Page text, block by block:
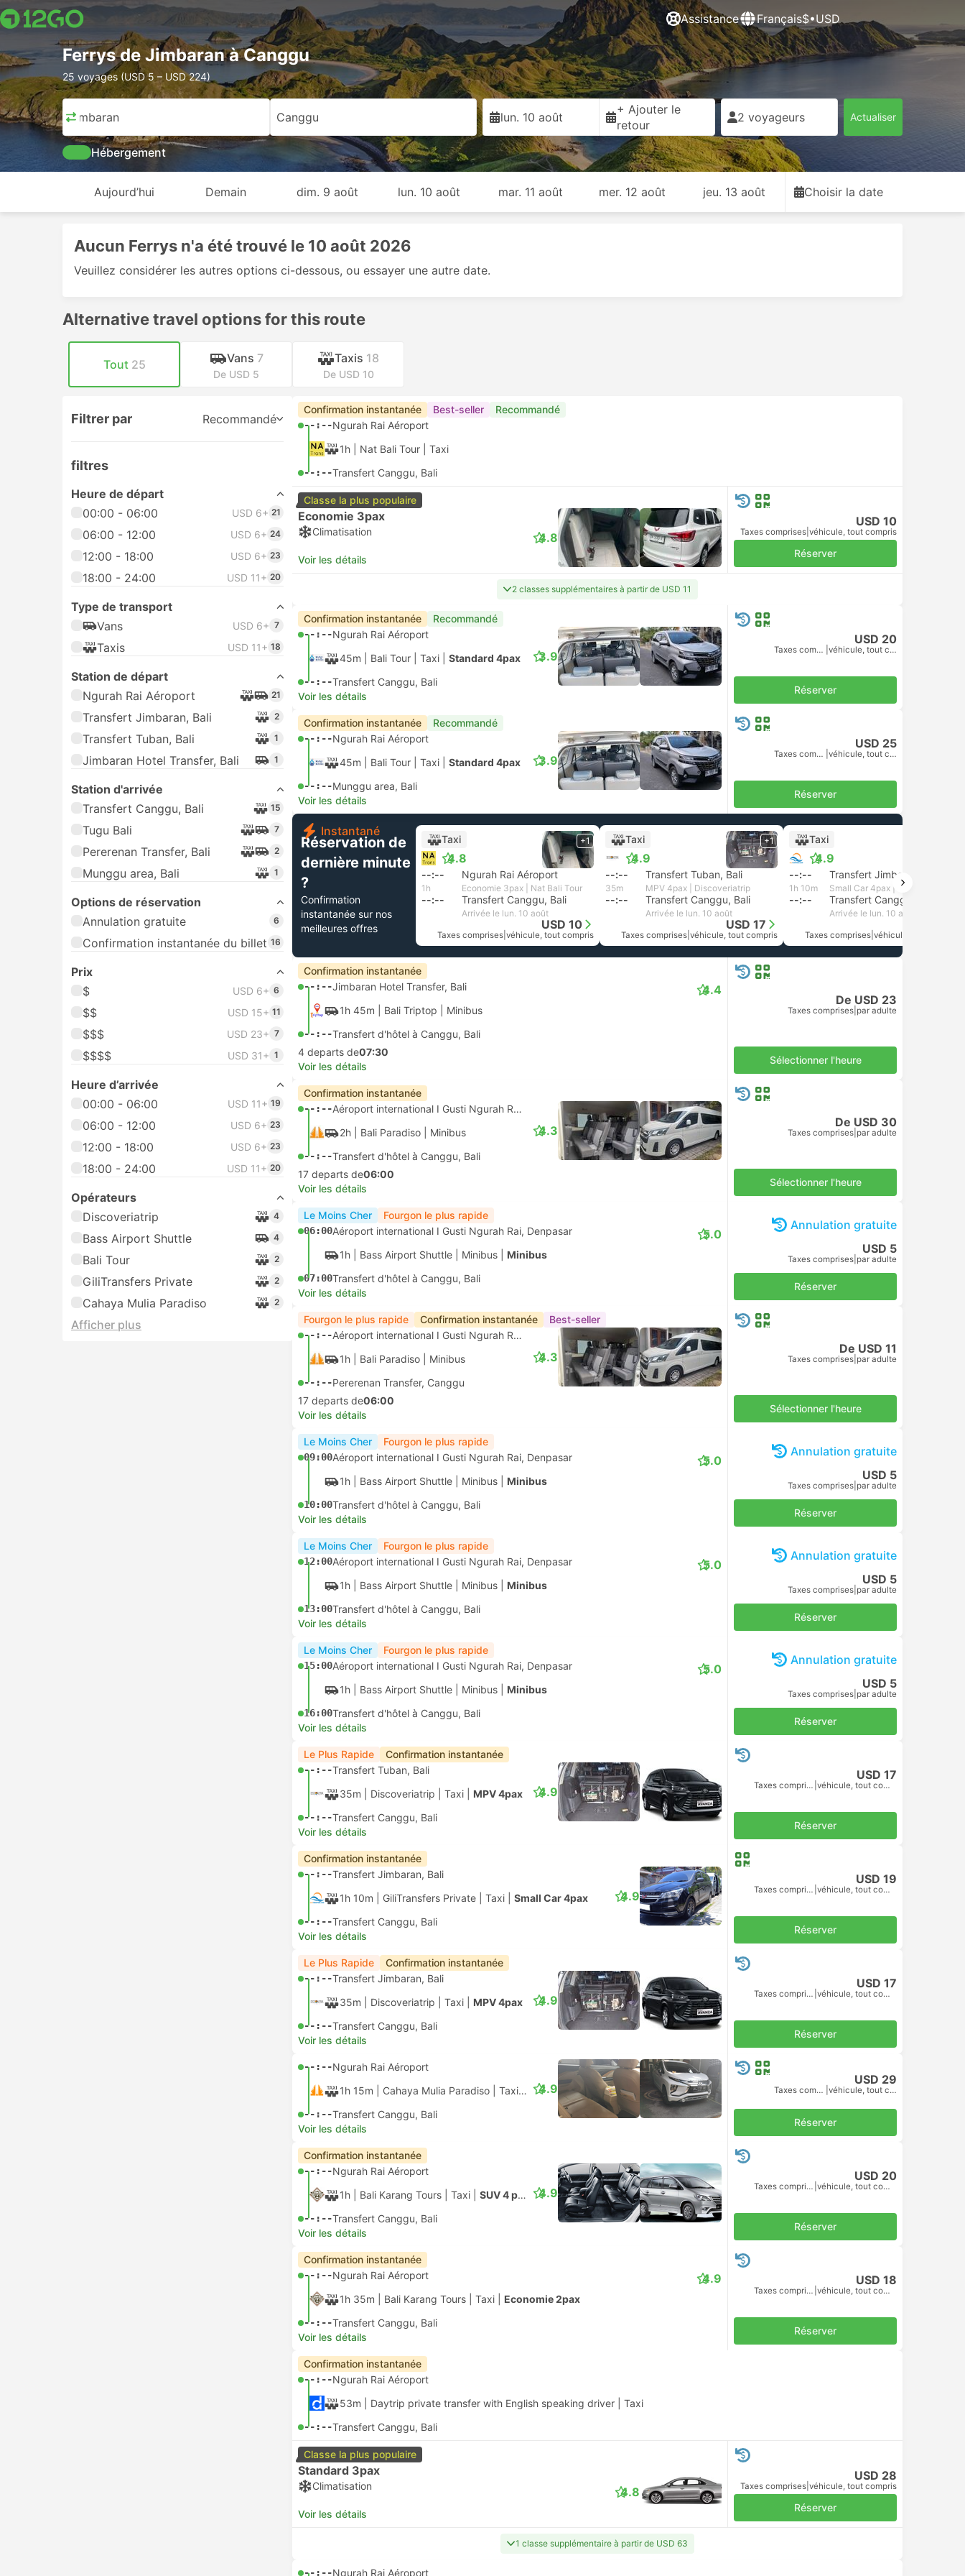
Assistance Français$•USD
Ferrys de Jimbaran à Canggu
25 voyages (USD 5 – USD 224)
Jimbaran Canggu lun. 10 août
+ Ajouter le
retour
2 voyageurs Actualiser
Hébergement
Aujourd’hui Demain dim. 9 août lun. 10 août mar. 11 août mer. 12 août jeu. 13 août Choisir la date
Aucun Ferrys n'a été trouvé le 10 août 2026
Veuillez considérer les autres options ci-dessous, ou essayer une autre date.
Alternative travel options for this route
Tout 25 Vans 7
De USD 5
Taxis 18
De USD 10
Filtrer par Recommandé
filtres
Heure de départ
00:00 - 06:00
USD 6+ 21
06:00 - 12:00 USD 6+ 24
12:00 - 18:00 USD 6+ 23
18:00 - 24:00 USD 11+ 20
Type de transport
Vans
USD 6+ 7
Taxis USD 11+ 18
Station de départ
Ngurah Rai Aéroport
21
Transfert Jimbaran, Bali 2
Transfert Tuban, Bali 1
Jimbaran Hotel Transfer, Bali 1
Station d'arrivée
Transfert Canggu, Bali
15
Tugu Bali 7
Pererenan Transfer, Bali 2
Munggu area, Bali 1
Options de réservation
Annulation gratuite
6
Confirmation instantanée du billet 16
Prix
$
USD 6+ 6
$$ USD 15+ 11
$$$ USD 23+ 7
$$$$ USD 31+ 1
Heure d’arrivée
00:00 - 06:00
USD 11+ 19
06:00 - 12:00 USD 6+ 23
12:00 - 18:00 USD 6+ 23
18:00 - 24:00 USD 11+ 20
Opérateurs
Discoveriatrip
4
Bass Airport Shuttle 4
Bali Tour 2
GiliTransfers Private 2
Cahaya Mulia Paradiso 2
Afficher plus
Confirmation instantanée Best-seller Recommandé
--:--Ngurah Rai Aéroport
1h | Nat Bali Tour Taxi
--:--Transfert Canggu, Bali
Classe la plus populaire
Economie 3pax
Climatisation
Voir les détails
4.8
USD 10
Taxes comprises véhicule, tout compris
Réserver
2 classes supplémentaires à partir de USD 11
Confirmation instantanée Recommandé
--:--Ngurah Rai Aéroport
45m | Bali Tour Taxi Standard 4pax
--:--Transfert Canggu, Bali
3.9
Voir les détails
USD 20
Taxes comprises véhicule, tout compris
Réserver
Confirmation instantanée Recommandé
--:--Ngurah Rai Aéroport
45m | Bali Tour Taxi Standard 4pax
--:--Munggu area, Bali
3.9
Voir les détails
USD 25
Taxes comprises véhicule, tout compris
Réserver
Instantané
Réservation de
dernière minute
?
Confirmation
instantanée sur nos
meilleures offres
Taxi
4.8
+1
--:-- Ngurah Rai Aéroport
1h Economie 3pax | Nat Bali Tour
--:-- Transfert Canggu, Bali
Arrivée le lun. 10 août
USD 10
Taxes comprises véhicule, tout compris
Taxi
4.9
+1
--:-- Transfert Tuban, Bali
35m MPV 4pax | Discoveriatrip
--:-- Transfert Canggu, Bali
Arrivée le lun. 10 août
USD 17
Taxes comprises véhicule, tout compris
Taxi
4.9
--:-- Transfert Jimbaran, Bali
1h 10m
--:-- Transfert Canggu, Bali
Arrivée le lun. 10 août
Taxes comprises véhicule, tout compris
Confirmation instantanée
--:--Jimbaran Hotel Transfer, Bali
1h 45m | Bali Triptop Minibus
--:--Transfert d'hôtel à Canggu, Bali
4.4
4 departs de07:30
Voir les détails
De USD 23
Taxes comprises par adulte
Sélectionner l'heure
Confirmation instantanée
--:--
Aéroport international I Gusti Ngurah Rai, Denpasar
2h | Bali Paradiso Minibus
--:--Transfert d'hôtel à Canggu, Bali
4.3
17 departs de06:00
Voir les détails
De USD 30
Taxes comprises par adulte
Sélectionner l'heure
Le Moins Cher Fourgon le plus rapide
06:00Aéroport international I Gusti Ngurah Rai, Denpasar
1h | Bass Airport Shuttle Minibus Minibus
07:00Transfert d'hôtel à Canggu, Bali
5.0
Voir les détails
Annulation gratuite
USD 5
Taxes comprises par adulte
Réserver
Fourgon le plus rapide Confirmation instantanée Best-seller
--:--
Aéroport international I Gusti Ngurah Rai, Denpasar
1h | Bali Paradiso Minibus
--:--Pererenan Transfer, Canggu
4.3
17 departs de06:00
Voir les détails
De USD 11
Taxes comprises par adulte
Sélectionner l'heure
Le Moins Cher Fourgon le plus rapide
09:00Aéroport international I Gusti Ngurah Rai, Denpasar
1h | Bass Airport Shuttle Minibus Minibus
10:00Transfert d'hôtel à Canggu, Bali
5.0
Voir les détails
Annulation gratuite
USD 5
Taxes comprises par adulte
Réserver
Le Moins Cher Fourgon le plus rapide
12:00Aéroport international I Gusti Ngurah Rai, Denpasar
1h | Bass Airport Shuttle Minibus Minibus
13:00Transfert d'hôtel à Canggu, Bali
5.0
Voir les détails
Annulation gratuite
USD 5
Taxes comprises par adulte
Réserver
Le Moins Cher Fourgon le plus rapide
15:00Aéroport international I Gusti Ngurah Rai, Denpasar
1h | Bass Airport Shuttle Minibus Minibus
16:00Transfert d'hôtel à Canggu, Bali
5.0
Voir les détails
Annulation gratuite
USD 5
Taxes comprises par adulte
Réserver
Le Plus Rapide Confirmation instantanée
--:--Transfert Tuban, Bali
35m | Discoveriatrip Taxi MPV 4pax
--:--Transfert Canggu, Bali
4.9
Voir les détails
USD 17
Taxes comprises véhicule, tout compris
Réserver
Confirmation instantanée
--:--Transfert Jimbaran, Bali
1h 10m | GiliTransfers Private Taxi Small Car 4pax
--:--Transfert Canggu, Bali
4.9
Voir les détails
USD 19
Taxes comprises véhicule, tout compris
Réserver
Le Plus Rapide Confirmation instantanée
--:--Transfert Jimbaran, Bali
35m | Discoveriatrip Taxi MPV 4pax
--:--Transfert Canggu, Bali
4.9
Voir les détails
USD 17
Taxes comprises véhicule, tout compris
Réserver
--:--Ngurah Rai Aéroport
1h 15m | Cahaya Mulia Paradiso Taxi| Economie 3pax
--:--Transfert Canggu, Bali
4.9
Voir les détails
USD 29
Taxes comprises véhicule, tout compris
Réserver
Confirmation instantanée
--:--Ngurah Rai Aéroport
1h | Bali Karang Tours Taxi SUV 4 places
--:--Transfert Canggu, Bali
4.9
Voir les détails
USD 20
Taxes comprises véhicule, tout compris
Réserver
Confirmation instantanée
--:--Ngurah Rai Aéroport
1h 35m | Bali Karang Tours Taxi Economie 2pax
--:--Transfert Canggu, Bali
4.9
Voir les détails
USD 18
Taxes comprises véhicule, tout compris
Réserver
Confirmation instantanée
--:--Ngurah Rai Aéroport
53m | Daytrip private transfer with English speaking driver Taxi
--:--Transfert Canggu, Bali
Classe la plus populaire
Standard 3pax
Climatisation
Voir les détails
4.8
USD 28
Taxes comprises véhicule, tout compris
Réserver
1 classe supplémentaire à partir de USD 63
--:--Ngurah Rai Aéroport